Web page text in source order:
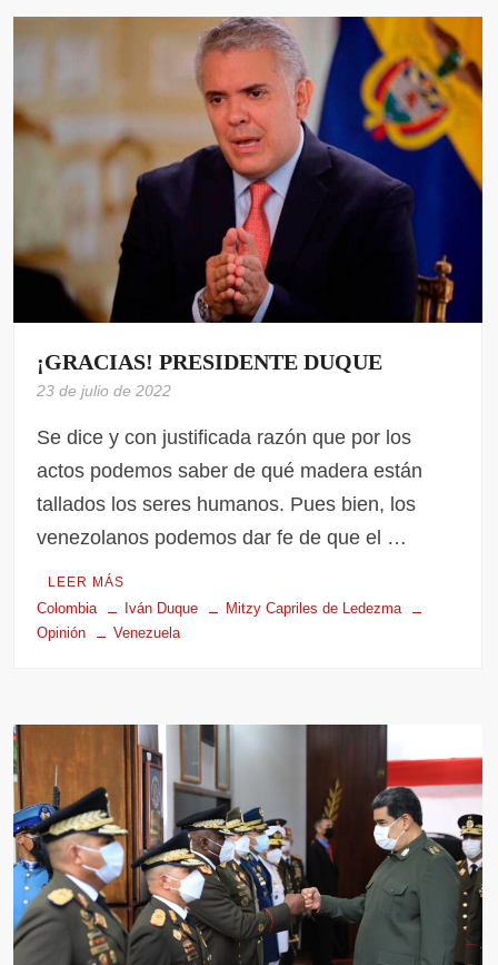
¡GRACIAS! PRESIDENTE DUQUE
23 de julio de 2022
Se dice y con justificada razón que por los
actos podemos saber de qué madera están
tallados los seres humanos. Pues bien, los
venezolanos podemos dar fe de que el …
LEER MÁS
Colombia Iván Duque
Mitzy Capriles de Ledezma
Opinión
Venezuela